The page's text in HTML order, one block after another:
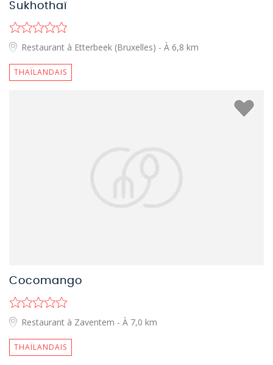
Sukhothaï
Restaurant à Etterbeek (Bruxelles) - À 6,8 km
THAÏLANDAIS
Cocomango
Restaurant à Zaventem - À 7,0 km
THAÏLANDAIS